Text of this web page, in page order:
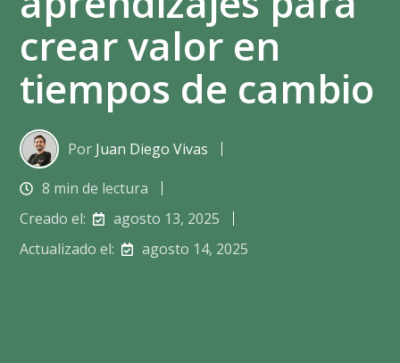
crear valor en
tiempos de cambio
Por Juan Diego Vivas
8 min de lectura
Creado el:
agosto 13, 2025
Actualizado el:
agosto 14, 2025